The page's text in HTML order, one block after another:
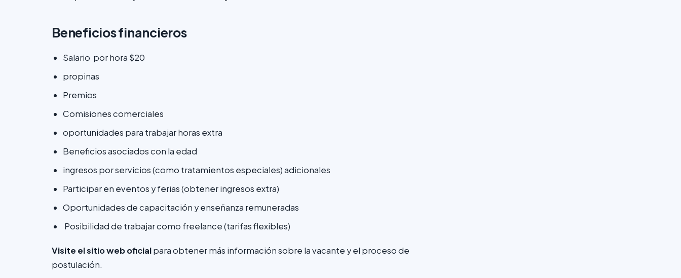
Beneficios financieros
Salario por hora $20
propinas
Premios
Comisiones comerciales
oportunidades para trabajar horas extra
Beneficios asociados con la edad
ingresos por servicios (como tratamientos especiales) adicionales
Participar en eventos y ferias (obtener ingresos extra)
Oportunidades de capacitación y enseñanza remuneradas
Posibilidad de trabajar como freelance (tarifas flexibles)
Visite el sitio web oficialpara obtener más información sobre la vacante y el proceso de
postulación.